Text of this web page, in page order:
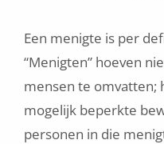
Een menigte is per
“Menigten” hoeven
mensen te omvatten;
mogelijk beperkte
personen in die